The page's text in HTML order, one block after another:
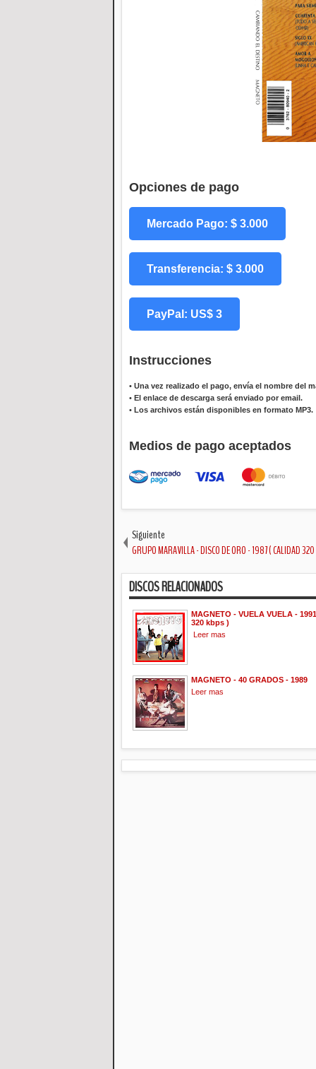
Opciones de pago
Mercado Pago: $ 3.000
Transferencia: $ 3.000
PayPal: US$ 3
Instrucciones
• Una vez realizado el pago, envía el nombre del
• El enlace de descarga será enviado por email.
• Los archivos están disponibles en formato MP3.
Medios de pago aceptados
Siguiente
GRUPO MARAVILLA - DISCO DE ORO - 1987 ( CALIDAD
DISCOS RELACIONADOS
MAGNETO - VUELA VUELA -
320 kbps )
Leer mas
MAGNETO - 40 GRADOS - 1989
Leer mas